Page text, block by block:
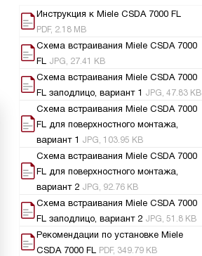
Инструкция к Miele CSDA 7000 FL
PDF, 2.18 MB
Схема встраивания Miele CSDA 7000
FL JPG, 27.41 KB
Схема встраивания Miele CSDA 7000
FL заподлицо, вариант 1 JPG, 47.83 KB
Схема встраивания Miele CSDA 7000
FL для поверхностного монтажа,
вариант 1 JPG, 103.95 KB
Схема встраивания Miele CSDA 7000
FL для поверхностного монтажа,
вариант 2 JPG, 92.76 KB
Схема встраивания Miele CSDA 7000
FL заподлицо, вариант 2 JPG, 51.8 KB
Рекомендации по установке Miele
CSDA 7000 FL PDF, 349.79 KB